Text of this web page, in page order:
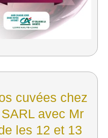
cuvées chez
avec Mr
les 12 et 13